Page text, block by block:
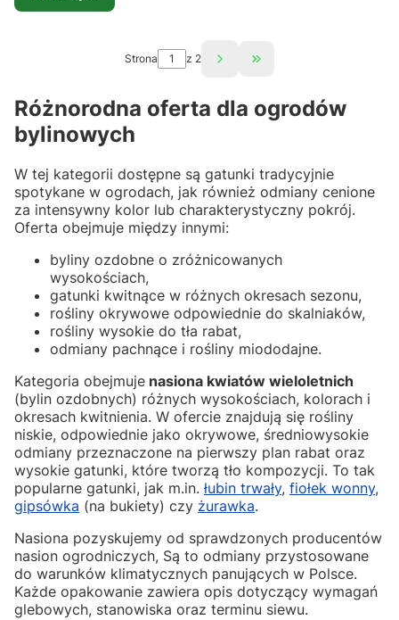
Strona z 2 Przejdź do ostatniej
Różnorodna oferta dla ogrodów
bylinowych
W tej kategorii dostępne są gatunki tradycyjnie
spotykane w ogrodach, jak również odmiany cenione
za intensywny kolor lub charakterystyczny pokrój.
Oferta obejmuje między innymi:
byliny ozdobne o zróżnicowanych
wysokościach,
gatunki kwitnące w różnych okresach sezonu,
rośliny okrywowe odpowiednie do skalniaków,
rośliny wysokie do tła rabat,
odmiany pachnące i rośliny miododajne.
Kategoria obejmuje nasiona kwiatów wieloletnich
(bylin ozdobnych) różnych wysokościach, kolorach i
okresach kwitnienia. W ofercie znajdują się rośliny
niskie, odpowiednie jako okrywowe, średniowysokie
odmiany przeznaczone na pierwszy plan rabat oraz
wysokie gatunki, które tworzą tło kompozycji. To tak
popularne gatunki, jak m.in. łubin trwały, fiołek wonny,
gipsówka (na bukiety) czy żurawka.
Nasiona pozyskujemy od sprawdzonych producentów
nasion ogrodniczych, Są to odmiany przystosowane
do warunków klimatycznych panujących w Polsce.
Każde opakowanie zawiera opis dotyczący wymagań
glebowych, stanowiska oraz terminu siewu.